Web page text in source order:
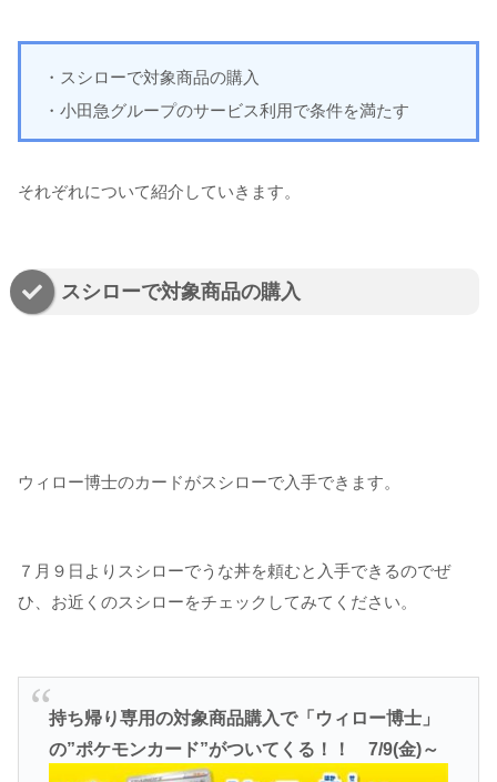
・スシローで対象商品の購入
・小田急グループのサービス利用で条件を満たす
それぞれについて紹介していきます。
スシローで対象商品の購入
ウィロー博士のカードがスシローで入手できます。
７月９日よりスシローでうな丼を頼むと入手できるのでぜ
ひ、お近くのスシローをチェックしてみてください。
持ち帰り専用の対象商品購入で「ウィロー博士」
の”ポケモンカード”がついてくる！！ 7/9(金)～